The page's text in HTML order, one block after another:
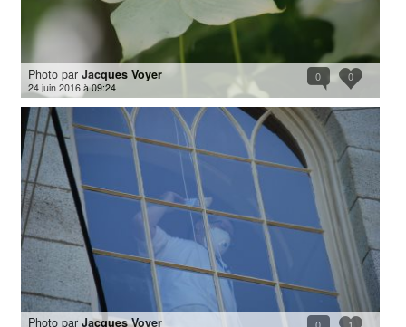
0
0
Photo par Jacques Voyer
24 juin 2016 à 09:24
Photo par Jacques Voyer